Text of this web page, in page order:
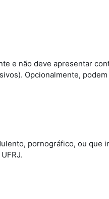
e não deve apresentar
Opcionalmente,
pornográfico, ou que